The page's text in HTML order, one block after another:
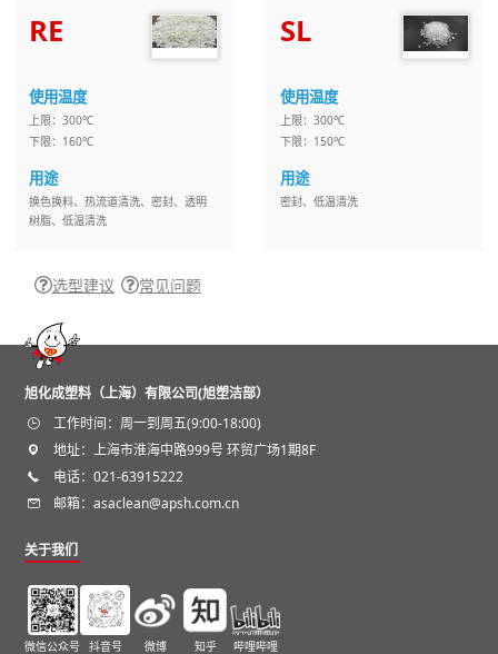
RE
使用温度
上限：300℃
下限：160℃
用途
换色换料、热流道清洗、密封、透明
树脂、低温清洗
SL
使用温度
上限：300℃
下限：150℃
用途
密封、低温清洗
选型建议 常见问题
旭化成塑料（上海）有限公司(旭塑洁部）
工作时间：周一到周五(9:00-18:00)
地址：上海市淮海中路999号 环贸广场1期8F
电话：021-63915222
邮箱：asaclean@apsh.com.cn
关于我们
微信公众号 抖音号 微博 知乎 哔哩哔哩